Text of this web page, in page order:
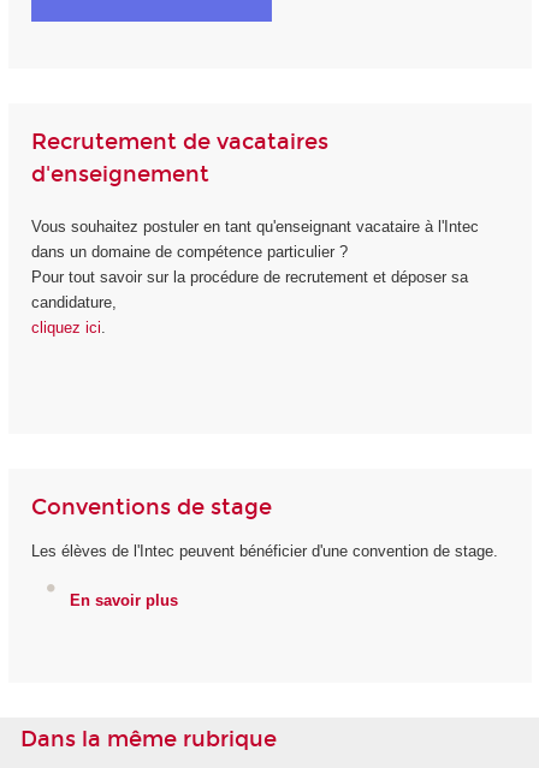
Recrutement de vacataires
d'enseignement
Vous souhaitez postuler en tant qu'enseignant vacataire à l'Intec
dans un domaine de compétence particulier ?
Pour tout savoir sur la procédure de recrutement et déposer sa
candidature,
cliquez ici.
Conventions de stage
Les élèves de l'Intec peuvent bénéficier d'une convention de stage.
En savoir plus
Dans la même rubrique